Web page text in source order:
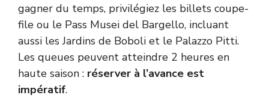
gagner du temps, privilégiez les billets coupe-
file ou le Pass Musei del Bargello, incluant
aussi les Jardins de Boboli et le Palazzo Pitti.
Les queues peuvent atteindre 2 heures en
haute saison : réserver à l’avance est
impératif.